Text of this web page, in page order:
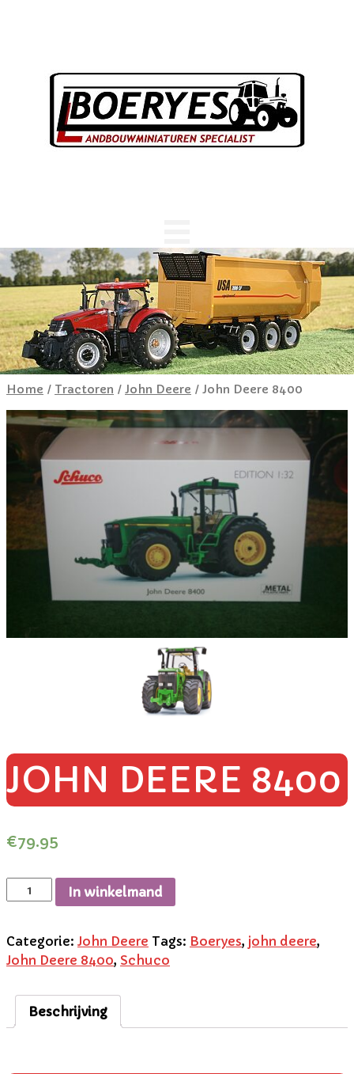
Home / Tractoren / John Deere / John Deere 8400
JOHN DEERE 8400
€79.95
In winkelmand
Categorie: John Deere Tags: Boeryes, john deere,
John Deere 8400, Schuco
Beschrijving